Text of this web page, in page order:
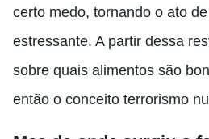
certo medo, tornando o ato
estressante. A partir dessa
sobre quais alimentos são
então o conceito terrorismo